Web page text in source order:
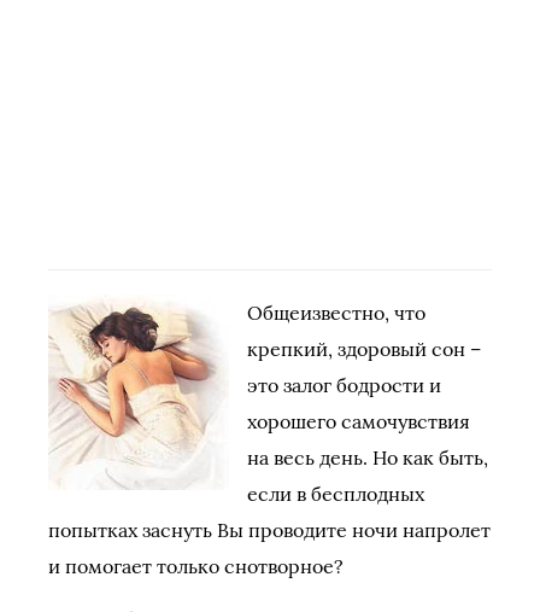
Общеизвестно, что
крепкий, здоровый сон –
это залог бодрости и
хорошего самочувствия
на весь день. Но как быть,
если в бесплодных
попытках заснуть Вы проводите ночи напролет
и помогает только снотворное?